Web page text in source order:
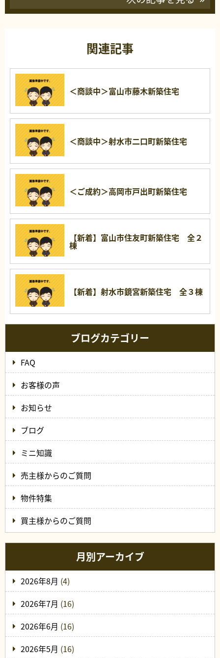
関連記事
＜商談中＞富山市藤木新築住宅
＜商談中＞射水市二口町新築住宅
＜ご成約＞高岡市戸出町新築住宅
【新着】富山市住友町新築住宅 全２
棟
【新着】射水市鏡宮新築住宅 全３棟
ブログカテゴリー
FAQ
お客様の声
お知らせ
ブログ
ミニ知識
売主様からのご質問
物件特集
買主様からのご質問
月別アーカイブ
2026年8月 (4)
2026年7月 (16)
2026年6月 (16)
2026年5月 (16)